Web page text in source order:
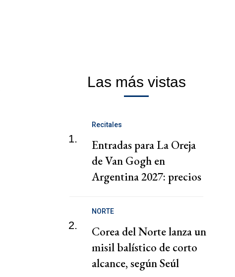
Las más vistas
1.
Recitales
Entradas para La Oreja
de Van Gogh en
Argentina 2027: precios
2.
NORTE
Corea del Norte lanza un
misil balístico de corto
alcance, según Seúl